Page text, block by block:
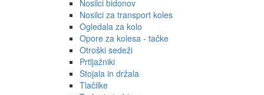
Nosilci bidonov
Nosilci za transport koles
Ogledala za kolo
Opore za kolesa - tačke
Otroški sedeži
Prtljažniki
Stojala in držala
Tlačilke